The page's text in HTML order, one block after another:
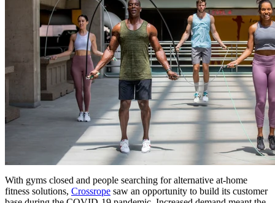
With gyms closed and people searching for alternative at-home
fitness solutions, Crossrope saw an opportunity to build its customer